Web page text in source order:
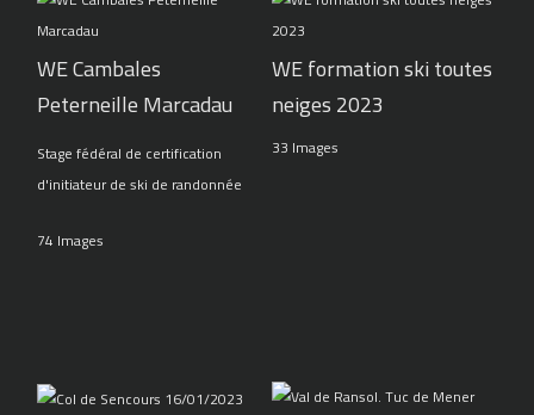
WE Cambales
Peterneille Marcadau
Stage fédéral de certification
d'initiateur de ski de randonnée
74 Images
WE formation ski toutes
neiges 2023
33 Images